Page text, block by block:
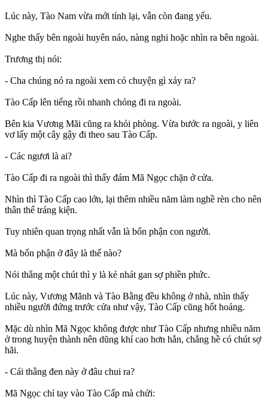
Lúc này, Tào Nam vừa mới tỉnh lại, vẫn còn đang yếu.
Nghe thấy bên ngoài huyên náo, nàng nghi hoặc nhìn ra bên ngoài.
Trương thị nói:
- Cha chúng nó ra ngoài xem có chuyện gì xảy ra?
Tào Cấp lên tiếng rồi nhanh chóng đi ra ngoài.
Bên kia Vương Mãi cũng ra khỏi phòng. Vừa bước ra ngoài, y liên
vơ lấy một cây gậy đi theo sau Tào Cấp.
- Các ngươi là ai?
Tào Cấp đi ra ngoài thì thấy đám Mã Ngọc chặn ở cửa.
Nhìn thì Tào Cấp cao lớn, lại thêm nhiều năm làm nghề rèn cho nên
thân thể tráng kiện.
Tuy nhiên quan trọng nhất vẫn là bổn phận con người.
Mà bổn phận ở đây là thế nào?
Nói thẳng một chút thì y là kẻ nhát gan sợ phiền phức.
Lúc này, Vương Mãnh và Tào Bằng đều không ở nhà, nhìn thấy
nhiều người đứng trước cửa như vậy, Tào Cấp cũng hốt hoảng.
Mặc dù nhìn Mã Ngọc không được như Tào Cấp nhưng nhiều năm
ở trong huyện thành nên dũng khí cao hơn hẳn, chẳng hề có chút sợ
hãi.
- Cái thằng đen này ở đâu chui ra?
Mã Ngọc chỉ tay vào Tào Cấp mà chửi: